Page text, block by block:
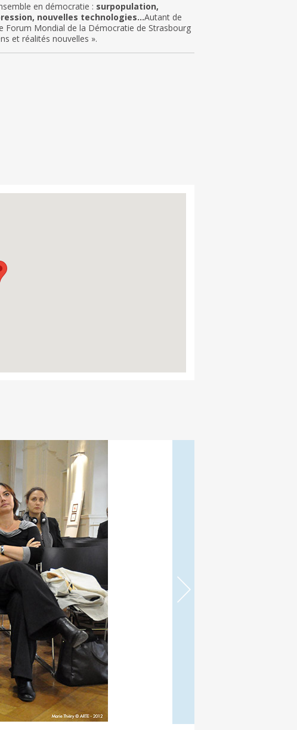
en démocratie : surpopulation,
nouvelles technologies…Autant de
Forum Mondial de la Démocratie de Strasbourg
et réalités nouvelles ».